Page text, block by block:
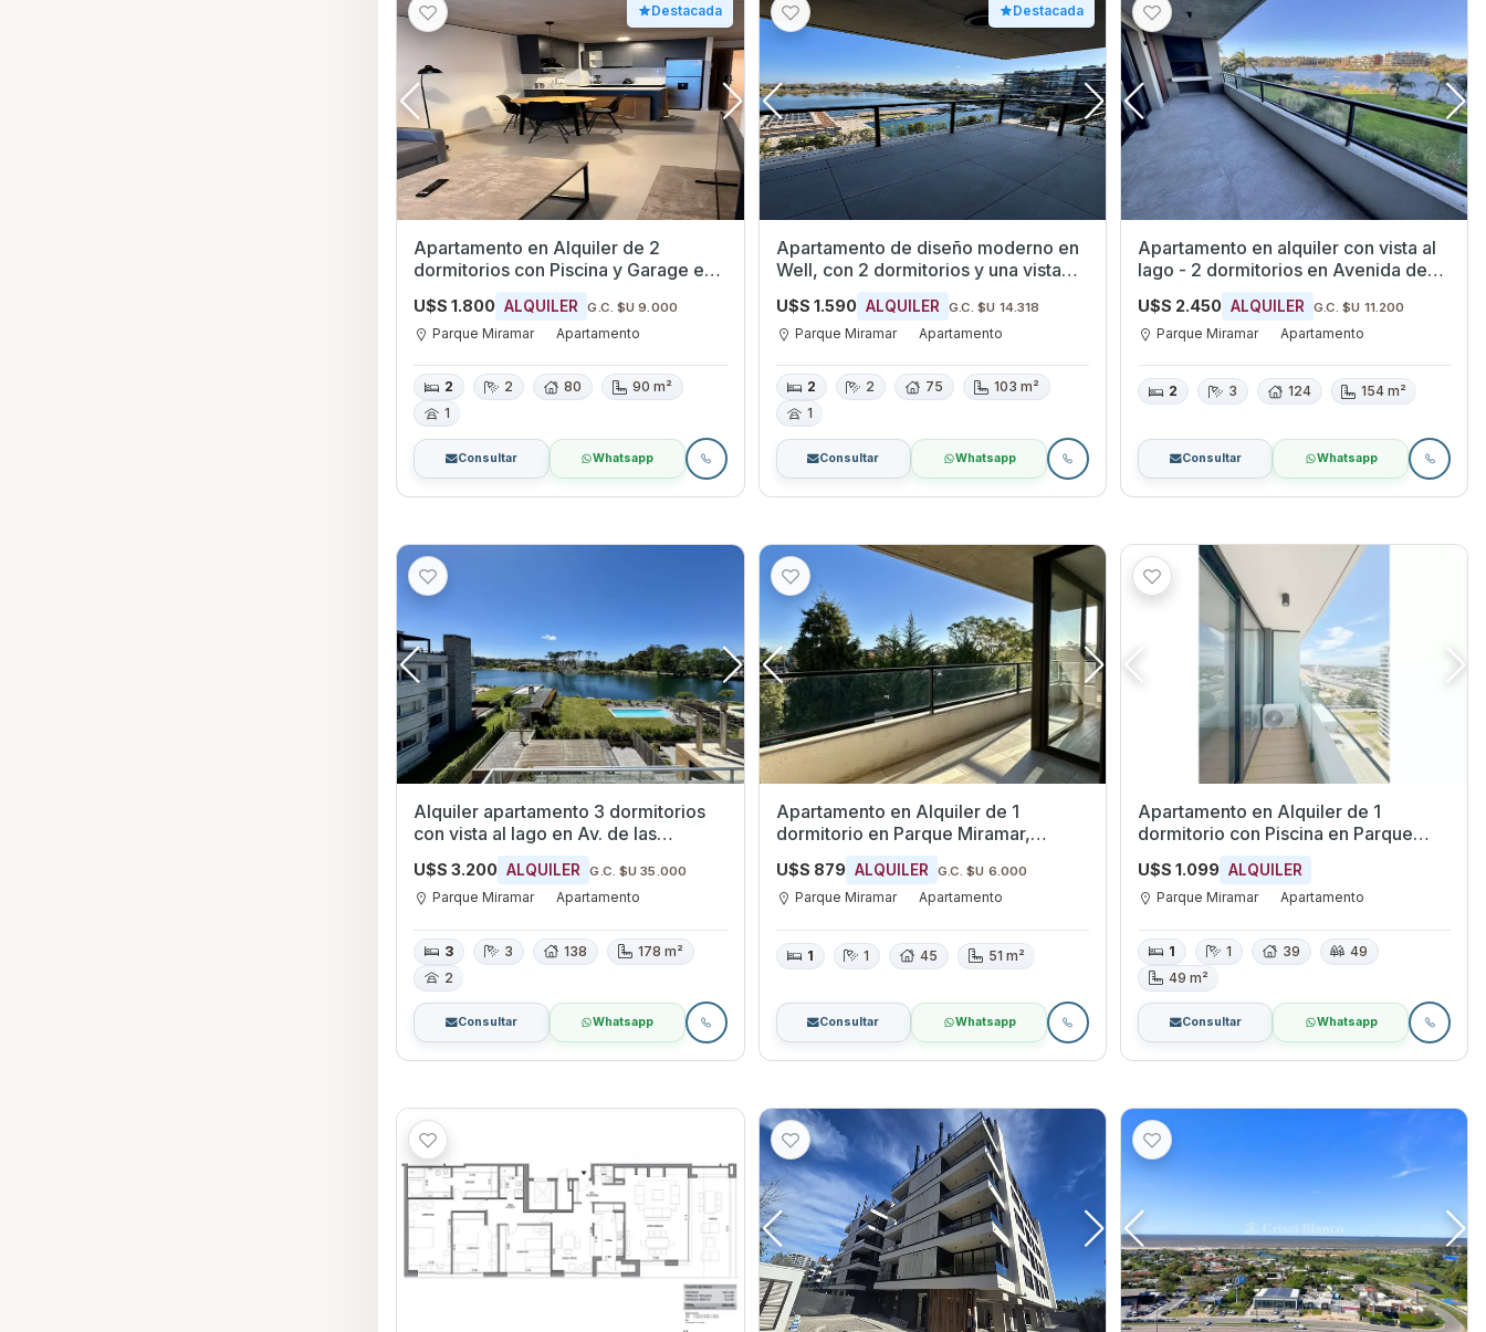
Destacada
Apartamento en Alquiler de 2
dormitorios con Piscina y Garage en
Parque Miramar, Canelones
U$S 1.800 ALQUILER G.C. $U 9.000
Parque Miramar Apartamento
2 2 80
90 m²
1
Consultar Whatsapp
Destacada
Apartamento de diseño moderno en
Well, con 2 dormitorios y una vista
inigualable al lago
U$S 1.590 ALQUILER G.C. $U 14.318
Parque Miramar Apartamento
2 2 75
103 m²
1
Consultar Whatsapp
Apartamento en alquiler con vista al
lago - 2 dormitorios en Avenida de
las Americas Parque Miramar
U$S 2.450 ALQUILER G.C. $U 11.200
Parque Miramar Apartamento
2 3 124 154 m²
Consultar Whatsapp
Alquiler apartamento 3 dormitorios
con vista al lago en Av. de las
Americas Carrasco Parque Miramar
U$S 3.200 ALQUILER G.C. $U 35.000
Parque Miramar Apartamento
3 3 138
178 m²
2
Consultar Whatsapp
Apartamento en Alquiler de 1
dormitorio en Parque Miramar,
Canelones
U$S 879 ALQUILER G.C. $U 6.000
Parque Miramar Apartamento
1 1 45 51 m²
Consultar Whatsapp
Apartamento en Alquiler de 1
dormitorio con Piscina en Parque
Miramar, Canelones
U$S 1.099 ALQUILER
Parque Miramar Apartamento
1 1 39
49
49 m²
Consultar Whatsapp